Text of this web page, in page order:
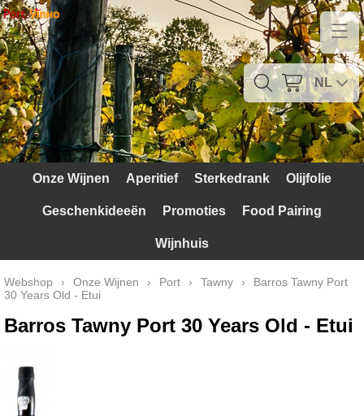
Home
Contact
Mijn account
Verzendkosten
Rode Druiven
NL
Onze Wijnen Aperitief Sterkedrank Olijfolie
Geschenkideeën Promoties Food Pairing
Wijnhuis
Webshop › Onze Wijnen › Port › Tawny ›
Barros Tawny Port
30 Years Old - Etui
Barros Tawny Port 30 Years Old - Etui